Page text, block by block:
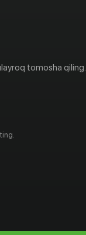
tomosha qiling.